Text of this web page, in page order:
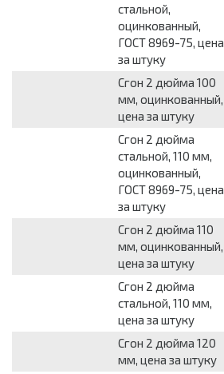
стальной,
оцинкованный,
ГОСТ 8969-75, цена
за штуку
Сгон 2 дюйма 100
мм, оцинкованный,
цена за штуку
Сгон 2 дюйма
стальной, 110 мм,
оцинкованный,
ГОСТ 8969-75, цена
за штуку
Сгон 2 дюйма 110
мм, оцинкованный,
цена за штуку
Сгон 2 дюйма
стальной, 110 мм,
цена за штуку
Сгон 2 дюйма 120
мм, цена за штуку